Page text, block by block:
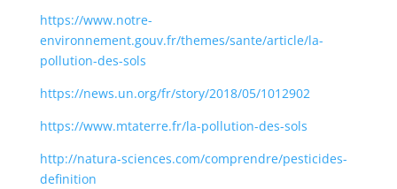
https://www.notre-
environnement.gouv.fr/themes/sante/article/la-
pollution-des-sols
https://news.un.org/fr/story/2018/05/1012902
https://www.mtaterre.fr/la-pollution-des-sols
http://natura-sciences.com/comprendre/pesticides-
definition